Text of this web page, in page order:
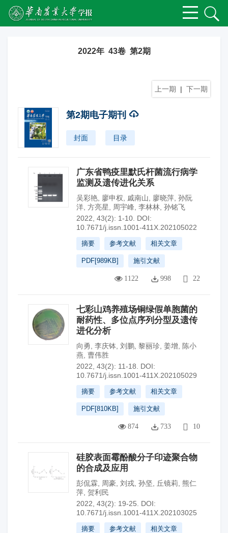
2022年 43卷 第2期
上一期 | 下一期
第2期电子期刊
封面 目录
广东省鸭疫里默氏杆菌流行病学
监测及遗传进化关系
吴彩艳 廖申权 戚南山 廖晓萍 孙阮
洋 方亮星 周宇峰 李林林 孙铭飞
2022, 43(2): 1-10. DOI:
10.7671/j.issn.1001-411X.202105022
摘要 参考文献 相关文章
PDF[989KB] 施引文献
1122 998 22
七彩山鸡养殖场铜绿假单胞菌的
耐药性、多位点序列分型及遗传
进化分析
向勇 李庆钵 刘鹏 黎丽珍 姜增
陈小
燕 曹伟胜
2022, 43(2): 11-18.
DOI:
10.7671/j.issn.1001-411X.202105029
摘要 参考文献 相关文章
PDF[810KB] 施引文献
874 733 10
硅胶表面霉酚酸分子印迹聚合物
的合成及应用
彭侃霖 周豪 刘戎 孙坚 丘镜莉 熊仁
萍 贺利民
2022, 43(2): 19-25.
DOI:
10.7671/j.issn.1001-411X.202103025
摘要 参考文献 相关文章